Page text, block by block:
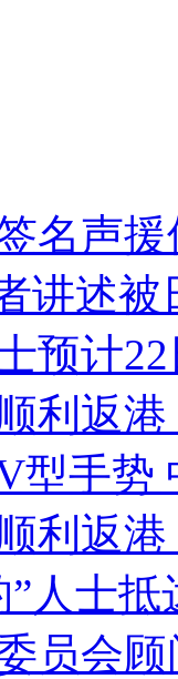
打脚踢
名声援
讲述
预计
利返
型手势
利返
人士
员会